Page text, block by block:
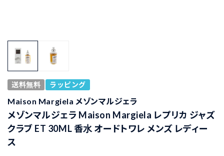
送料無料 ラッピング
Maison Margiela メゾンマルジェラ
メゾンマルジェラ Maison Margiela レプリカ ジャズ
クラブ ET 30ML 香水 オードトワレ メンズ レディー
ス